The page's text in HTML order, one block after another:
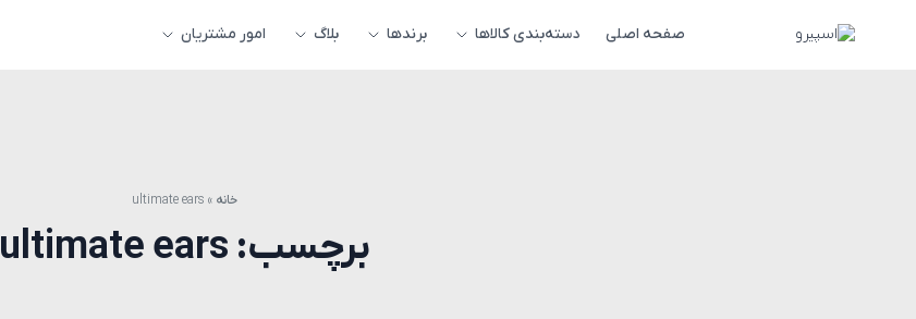
صفحه اصلی دسته‌بندی کالاها برندها بلاگ امور مشتریان
خانه »
ultimate ears
برچسب: ultimate ears